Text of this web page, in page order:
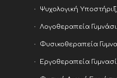
Ψυχολογική
Λογοθεραπεία
Φυσικοθεραπεία
Εργοθεραπεία